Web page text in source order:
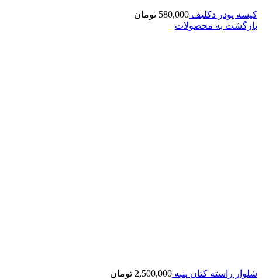
کیسه پودر دکلیف 580,000 تومان
بازگشت به محصولات
شلوار راسته کتان پنبه 2,500,000 تومان